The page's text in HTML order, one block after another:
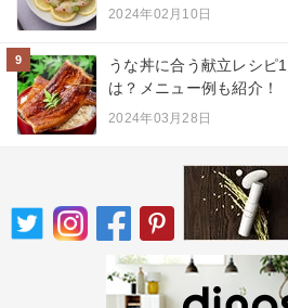
2024年02月10日
9
うな丼に合う献立レシピ
は？メニュー例も紹介！
2024年03月28日